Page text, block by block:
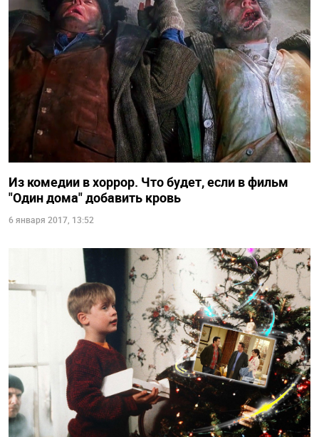
Из комедии в хоррор. Что будет, если в фильм
"Один дома" добавить кровь
6 января 2017, 13:52